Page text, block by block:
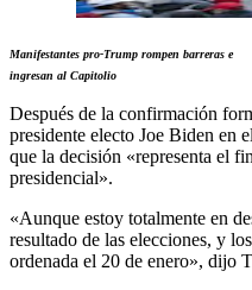
Manifestantes pro-Trump rompen barreras e
ingresan al Capitolio
Después de la confirmación
presidente electo Joe Biden en
que la decisión «representa el
presidencial».
«Aunque estoy totalmente en
resultado de las elecciones, y
ordenada el 20 de enero», dijo